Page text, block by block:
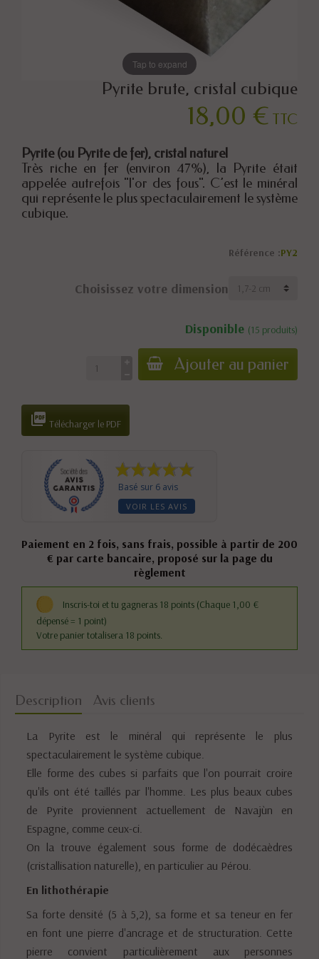
Tap to expand
Pyrite brute, cristal cubique
18,00 € TTC
Pyrite (ou Pyrite de fer), cristal naturel
Très riche en fer (environ 47%), la Pyrite était
appelée autrefois "l'or des fous". C’est le minéral
qui représente le plus spectaculairement le système
cubique.
Référence :PY2
Choisissez votre dimension
Disponible (15 produits)
Ajouter au panier
 Télécharger le PDF
Basé sur 6 avis
VOIR LES AVIS
Paiement en 2 fois, sans frais, possible à partir de 200
€ par carte bancaire, proposé sur la page du
règlement
Inscris-toi et tu gagneras 18 points (Chaque 1,00 €
dépensé = 1 point)
Votre panier totalisera 18 points.
Description Avis clients
La Pyrite est le minéral qui représente le plus
spectaculairement le système cubique.
Elle forme des cubes si parfaits que l'on pourrait croire
qu'ils ont été taillés par l'homme. Les plus beaux cubes
de Pyrite proviennent actuellement de Navajùn en
Espagne, comme ceux-ci.
On la trouve également sous forme de dodécaèdres
(cristallisation naturelle), en particulier au Pérou.
En lithothérapie
Sa forte densité (5 à 5,2), sa forme et sa teneur en fer
en font une pierre d'ancrage et de structuration. Cette
pierre convient particulièrement aux personnes